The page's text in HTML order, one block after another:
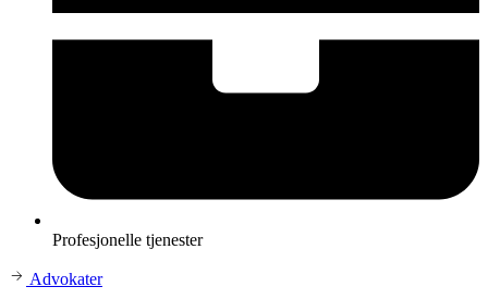
Profesjonelle tjenester
Advokater